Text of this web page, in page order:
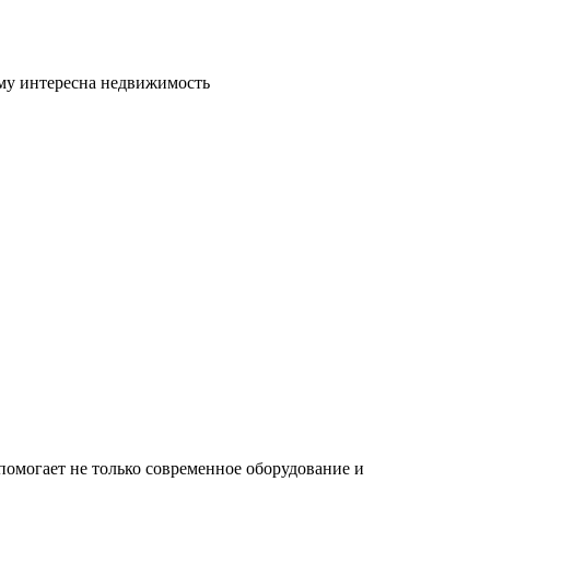
интересна недвижимость
не только современное оборудование и